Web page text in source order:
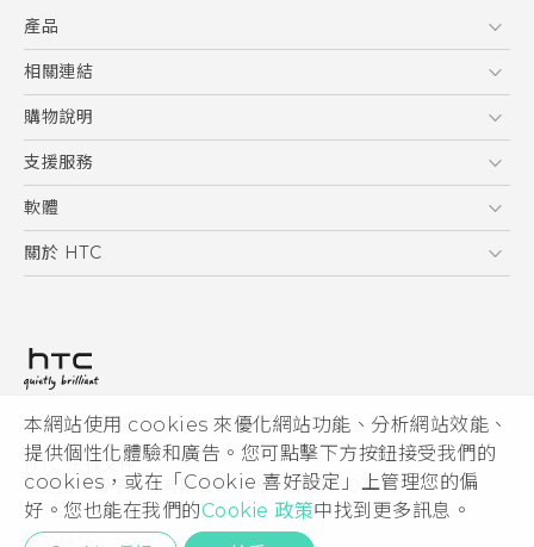
本網站使用 cookies 來優化網站功能、分析網站效能、
提供個性化體驗和廣告。您可點擊下方按鈕接受我們的
cookies，或在「Cookie 喜好設定」上管理您的偏
好。您也能在我們的Cookie 政策中找到更多訊息。
產品
5G
智慧型手機
配件
相關連結
HTC Research
購物說明
購物須知
訂單管理
付款方式
支援服務
到府收送維修服務
服務中心資訊
客戶服務佈告欄
軟體
應用程式
HTC Sync Manager
關於 HTC
投資人
隱私權政策
產品安全性
Cookie
© 2011-2026 HTC Corporation
HTC 法律文件
宏達國際電子股份有限公司 | 統一編號16003518
隱私聯絡:Global-Privacy@htc.com